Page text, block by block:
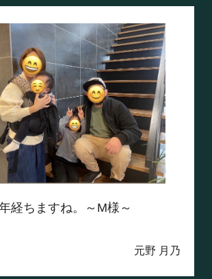
経ちますね。～M様～
元野 月乃